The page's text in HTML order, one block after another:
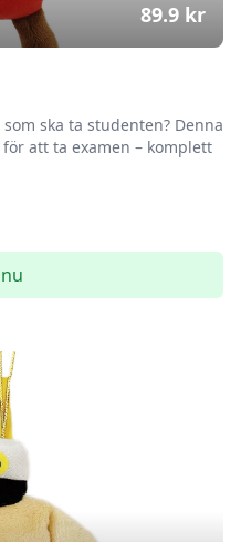
ska ta studenten? Denna
att ta examen – komplett
89.9 kr